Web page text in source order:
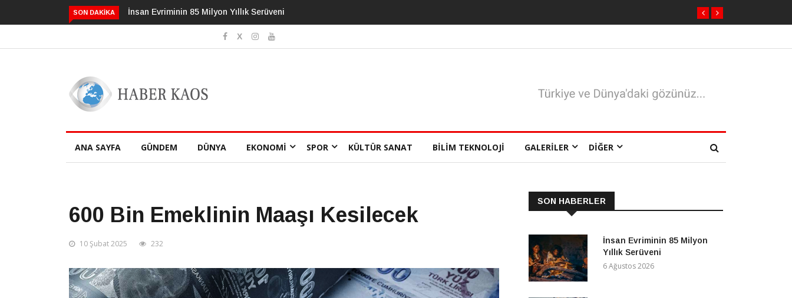
SON DAKIKA
Evriminin 85 Milyon Yıllık Serüveni3 Alışkanlık Demansı 13 Yıl
Geciktirebilir
ANA SAYFA GÜNDEM DÜNYA EKONOMI SPOR KÜLTÜR SANAT BILIM TEKNOLOJI GALERILER DIĞER
600 Bin Emeklinin Maaşı Kesilecek
10 Şubat 2025 232
SON HABERLER
İnsan Evriminin 85 Milyon
Yıllık Serüveni
6 Ağustos 2026